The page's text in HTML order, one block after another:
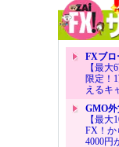
FXブロ
【最
限定！
えるキ
GMO外
【最
FX！か
4000円